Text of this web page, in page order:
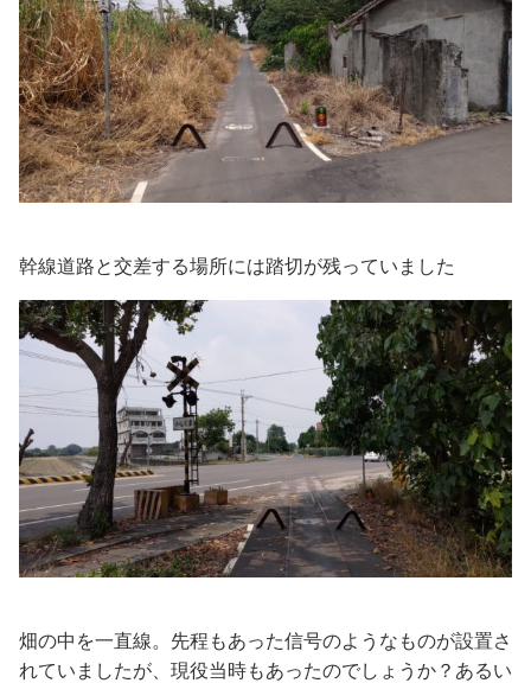
幹線道路と交差する場所には踏切が残っていました
畑の中を一直線。先程もあった信号のようなものが設置さ
れていましたが、現役当時もあったのでしょうか？あるい